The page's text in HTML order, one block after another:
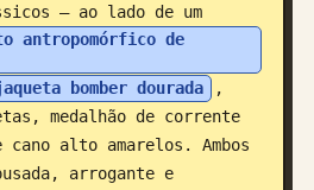
— ao lado de um
antropomórfico de
bomber dourada
,
medalhão de corrente
alto amarelos. Ambos
arrogante e